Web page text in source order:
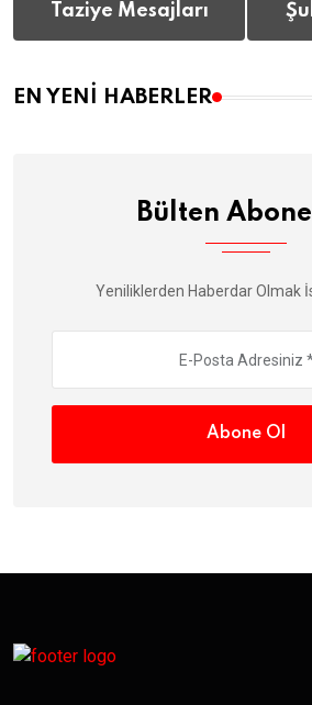
Taziye Mesajları
EN YENI HABERLER
Bülten
Yeniliklerden Haberdar Olmak
Abone Ol